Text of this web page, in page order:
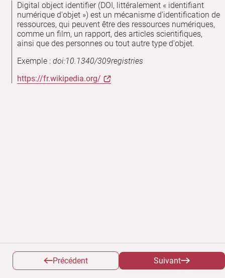
Digital object identifier (DOI, littéralement « identifiant
numérique d'objet ») est un mécanisme d'identification de
ressources, qui peuvent être des ressources numériques,
comme un film, un rapport, des articles scientifiques,
ainsi que des personnes ou tout autre type d'objet.
Exemple : doi:10.1340/309registries
https://fr.wikipedia.org/
Précédent Suivant